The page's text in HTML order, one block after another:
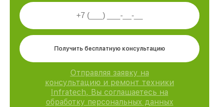
Получить бесплатную консультацию
Отправляя заявку на
консультацию и ремонт техники
Infratech, Вы соглашаетесь на
обработку персональных данных